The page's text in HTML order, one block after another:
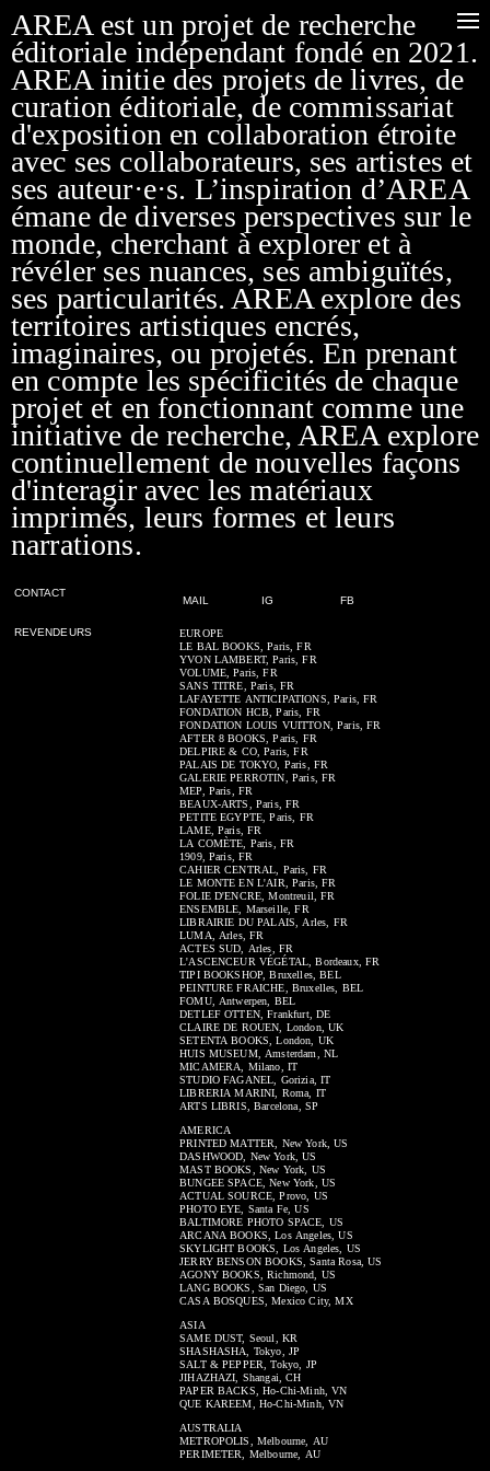
AREA est un projet de recherche
éditoriale indépendant fondé en 2021.
AREA initie des projets de livres, de
curation éditoriale, de commissariat
d'exposition en collaboration étroite
avec ses collaborateurs, ses artistes et
ses auteur·e·s. L’inspiration d’AREA
émane de diverses perspectives sur le
monde, cherchant à explorer et à
révéler ses nuances, ses ambiguïtés,
ses particularités. AREA explore des
territoires artistiques encrés,
imaginaires, ou projetés.En prenant
en compte les spécificités de chaque
projet et en fonctionnant comme une
initiative de recherche, AREA explore
continuellement de nouvelles façons
d'interagir avec les matériaux
imprimés, leurs formes et leurs
narrations.
CONTACT
MAIL IG FB
REVENDEURS
EUROPE
LE BAL BOOKS, Paris, FR
YVON LAMBERT, Paris, FR
VOLUME, Paris, FR
SANS TITRE, Paris, FR
LAFAYETTE ANTICIPATIONS, Paris, FR
FONDATION HCB, Paris, FR
FONDATION LOUIS VUITTON, Paris, FR
AFTER 8 BOOKS, Paris, FR
DELPIRE & CO, Paris, FR
PALAIS DE TOKYO, Paris, FR
GALERIE PERROTIN, Paris, FR
MEP, Paris, FR
BEAUX-ARTS, Paris, FR
PETITE EGYPTE, Paris, FR
LAME, Paris, FR
LA COMÈTE, Paris, FR
1909, Paris, FR
CAHIER CENTRAL, Paris, FR
LE MONTE EN L'AIR, Paris, FR
FOLIE D'ENCRE, Montreuil, FR
ENSEMBLE, Marseille, FR
LIBRAIRIE DU PALAIS, Arles, FR
LUMA, Arles, FR
ACTES SUD, Arles, FR
L'ASCENCEUR VÉGÉTAL, Bordeaux, FR
TIPI BOOKSHOP, Bruxelles, BEL
PEINTURE FRAICHE, Bruxelles, BEL
FOMU, Antwerpen, BEL
DETLEF OTTEN, Frankfurt, DE
CLAIRE DE ROUEN, London, UK
SETENTA BOOKS, London, UK
HUIS MUSEUM, Amsterdam, NL
MICAMERA, Milano, IT
STUDIO FAGANEL, Gorizia, IT
LIBRERIA MARINI, Roma, IT
ARTS LIBRIS, Barcelona, SP
AMERICA
PRINTED MATTER, New York, US
DASHWOOD, New York, US
MAST BOOKS, New York, US
BUNGEE SPACE, New York, US
ACTUAL SOURCE, Provo, US
PHOTO EYE, Santa Fe, US
BALTIMORE PHOTO SPACE, US
ARCANA BOOKS, Los Angeles, US
SKYLIGHT BOOKS, Los Angeles, US
JERRY BENSON BOOKS, Santa Rosa, US
AGONY BOOKS, Richmond, US
LANG BOOKS, San Diego, US
CASA BOSQUES, Mexico City, MX
ASIA
SAME DUST, Seoul, KR
SHASHASHA, Tokyo, JP
SALT & PEPPER, Tokyo, JP
JIHAZHAZI, Shangai, CH
PAPER BACKS, Ho-Chi-Minh, VN
QUE KAREEM, Ho-Chi-Minh, VN
AUSTRALIA
METROPOLIS, Melbourne, AU
PERIMETER, Melbourne, AU